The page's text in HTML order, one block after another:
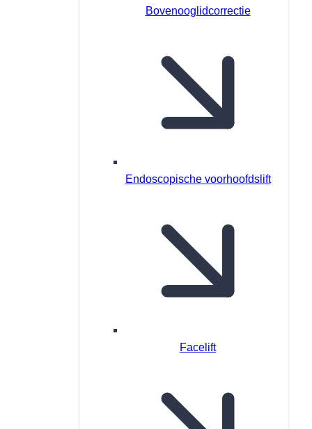
Bovenooglidcorrectie
Endoscopische voorhoofdslift
Facelift